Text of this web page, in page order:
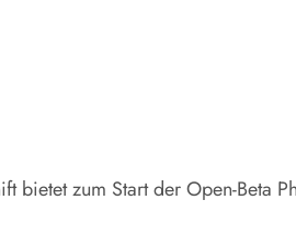
bietet zum Start der Open-Beta